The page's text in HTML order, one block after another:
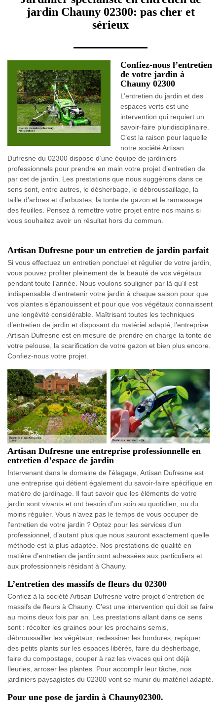
jardin Chauny 02300: pas cher et
sérieux
Confiez-nous l’entretien
de votre jardin à
Chauny 02300
L’entretien du jardin et des
espaces verts est une
intervention qui requiert un
savoir-faire pluridisciplinaire.
C’est la raison pour laquelle
notre société Artisan
Dufresne du 02300 dispose d’une équipe de jardiniers
professionnels pour prendre en main votre projet d’entretien de
par cet de jardin. Les prestations que nous suggérons dans ce
sens sont, entre autres, le désherbage, le débroussaillage, la
taille d’arbres et d’arbustes, la tonte de gazon et le ramassage
des feuilles. Pensez à remettre votre projet entre nos mains si
vous souhaitez avoir un résultat hors du commun.
Artisan Dufresne pour un entretien de jardin parfait
Si vous effectuez un entretien ponctuel et régulier de votre jardin,
vous pouvez profiter pleinement de la beauté de vos végétaux
pendant toute l’année. Nous voulons souligner par là qu’il est
indispensable d’entretenir votre jardin à chaque saison pour que
vos plantes s’épanouissent et pour que vos végétaux connaissent
une longévité considérable. Maîtrisant toutes les techniques
d’entretien de jardin et disposant du matériel adapté, l’entreprise
Artisan Dufresne est en mesure de prendre en charge la tonte de
votre pelouse, la scarification de votre gazon et bien plus encore.
Confiez-nous votre projet.
Artisan Dufresne une entreprise professionnelle en
entretien d’espace de jardin
Intervenant dans le domaine de l’élagage, Artisan Dufresne est
une entreprise qui détient également du savoir-faire spécifique en
matière de jardinage. Il faut savoir que les éléments de votre
jardin sont vivants et ont besoin d’un soin au quotidien, ou du
moins régulier. Vous n’avez pas le temps de vous occuper de
l’entretien de votre jardin ? Optez pour les services d’un
professionnel, d’autant plus que nous sauront exactement quelle
méthode est la plus adaptée. Nos prestations de qualité en
matière d’entretien de jardin sont adressées aux particuliers et
aux professionnels résidant à Chauny.
L’entretien des massifs de fleurs du 02300
Confiez à la société Artisan Dufresne votre projet d’entretien de
massifs de fleurs à Chauny. C’est une intervention qui doit se faire
au moins deux fois par an. Les prestations allant dans ce sens
sont : récolter les graines pour les prochains semis,
débroussailler les végétaux, redessiner les bordures, repiquer
des petits plants sur les espaces libérés, faire du désherbage,
faire du compostage, couper à raz les vivaces qui ont déjà
fleuries, arroser les plantes. Pour accomplir leur tâche, nos
jardiniers paysagistes du 02300 vont se munir du matériel adapté.
Pour une pose de jardin à Chauny02300.